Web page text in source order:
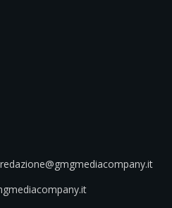
redazione@gmgmediacompany.it